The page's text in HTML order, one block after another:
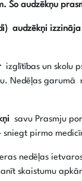
Šo audzēkņu
audzēkņi
izglītības un skolu
Nedēļas
savu Prasmju
pirmo
nedēļas
skaistumu